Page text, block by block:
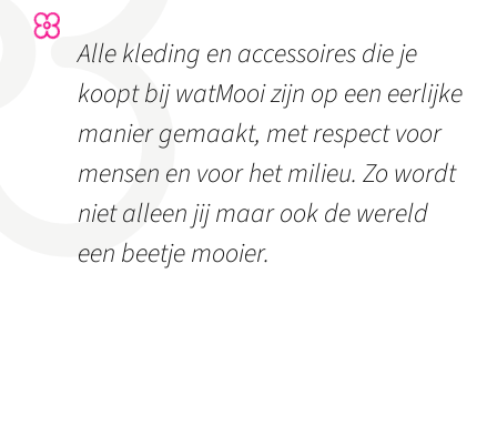
Alle kleding en accessoires die je
koopt bij watMooi zijn op een eerlijke
manier gemaakt, met respect voor
mensen en voor het milieu. Zo wordt
niet alleen jij maar ook de wereld
een beetje mooier.